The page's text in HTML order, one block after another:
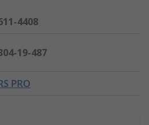
4408
19-487
PRO